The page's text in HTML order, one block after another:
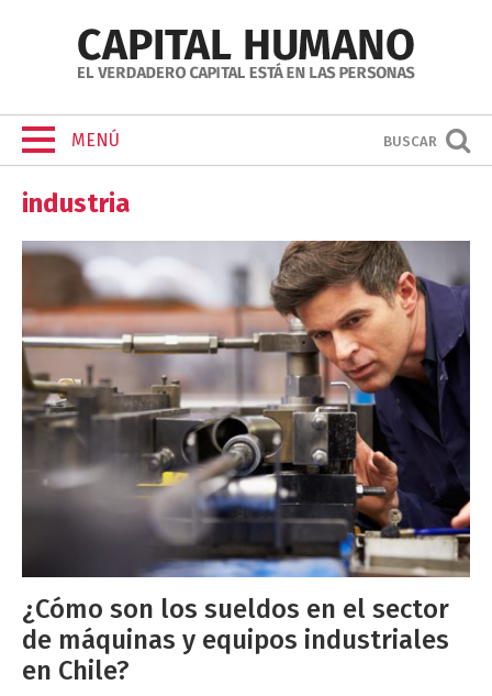
MENÚ BUSCAR
industria
¿Cómo son los sueldos en el sector
de máquinas y equipos industriales
en Chile?